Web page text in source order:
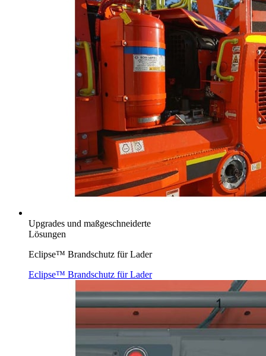
Upgrades und maßgeschneiderte
Lösungen
Eclipse™ Brandschutz für Lader
Eclipse™ Brandschutz für Lader